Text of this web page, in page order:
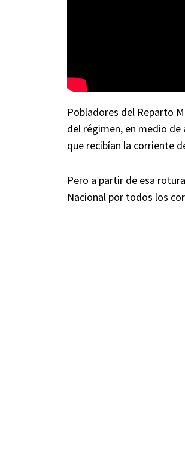
Pobladores del Reparto
del régimen, en medio
que recibían la corriente
Pero a partir de esa
Nacional por todos los